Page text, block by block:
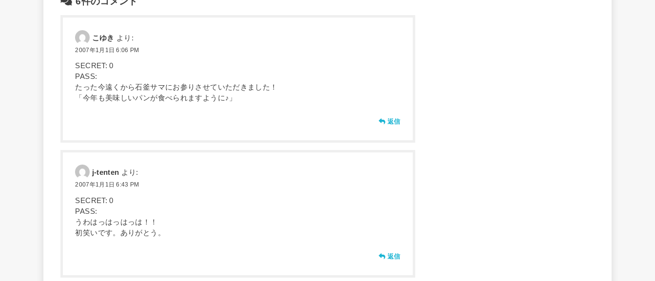
こゆき より:
2007年1月1日 6:06 PM
SECRET: 0
PASS:
たった今遠くから石釜サマにお参りさせていただきました！
「今年も美味しいパンが食べられますように♪」
返信
j-tenten より:
2007年1月1日 6:43 PM
SECRET: 0
PASS:
うわはっはっはっは！！
初笑いです。ありがとう。
返信